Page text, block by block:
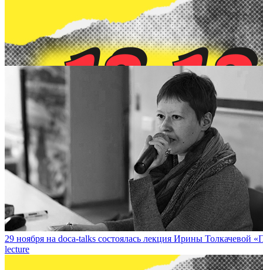
13 декабря на DOCA-talk состоится встреча с художницей
29 ноября на doca-talks состоялась лекция Ирины Толкачевой
lecture